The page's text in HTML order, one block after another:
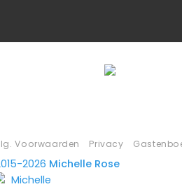
Voorwaarden Privacy
2026 Michelle Rose